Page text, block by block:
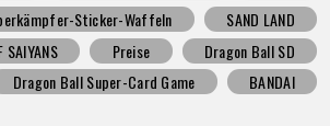
Sticker-Waffeln
SAND LAND
SAIYANS
Preise
Dragon Ball SD
Dragon Ball Super-Card Game BANDAI